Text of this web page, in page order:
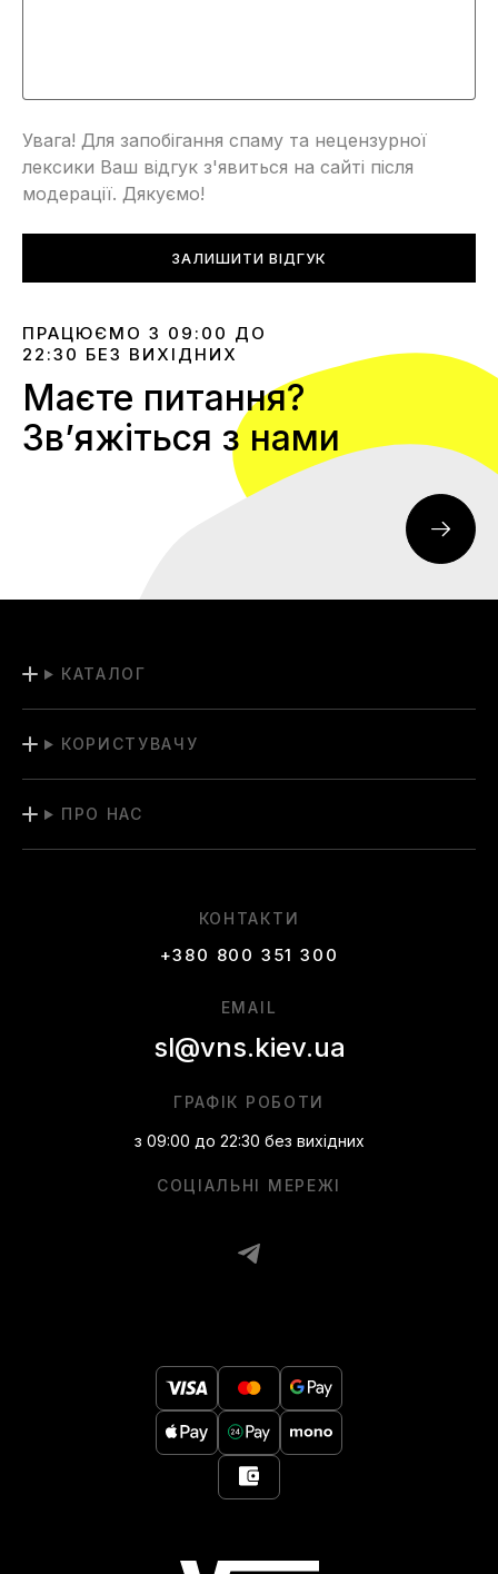
Увага! Для запобігання спаму та нецензурної
лексики Ваш відгук з'явиться на сайті після
модерації. Дякуємо!
ЗАЛИШИТИ ВІДГУК
ПРАЦЮЄМО З 09:00 ДО
22:30 БЕЗ ВИХІДНИХ
Маєте питання?
Звʼяжіться з нами
КАТАЛОГ
КОРИСТУВАЧУ
ПРО НАС
КОНТАКТИ
+380 800 351 300
СОЦІАЛЬНІ МЕРЕЖІ
ГРАФІК РОБОТИ
з 09:00 до 22:30 без вихідних
EMAIL
sl@vns.kiev.ua